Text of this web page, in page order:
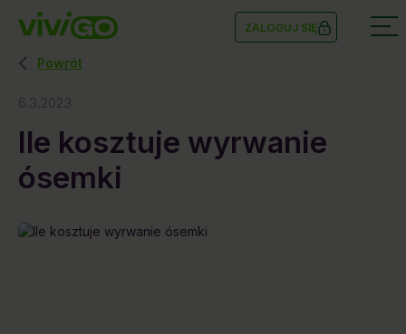
ZALOGUJ SIĘ
Powrót
Ile kosztuje wyrwanie
ósemki